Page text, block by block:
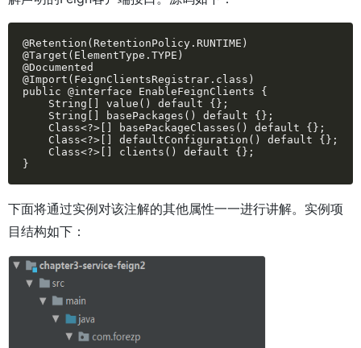
@Retention(RetentionPolicy.RUNTIME)
@Target(ElementType.TYPE)
@Documented
@Import(FeignClientsRegistrar.class)
public @interface EnableFeignClients {
String[] value() default {};
String[] basePackages() default {};
Class<?>[] basePackageClasses() default {};
Class<?>[] defaultConfiguration() default {};
Class<?>[] clients() default {};
}
下面将通过实例对该注解的其他属性一一进行讲解。实例项
目结构如下：